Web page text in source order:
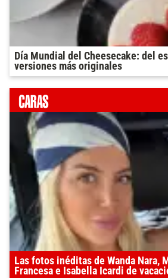
Día Mundial del Cheesecake: del
versiones más originales
Las fotos inéditas de Wanda Nara,
Francesa e Isabella Icardi de